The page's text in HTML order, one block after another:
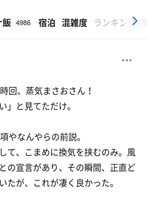
飯 4986 宿泊 混雑度 ランキング
回、蒸気まさおさん！
」と見てただけ。
やなんやらの前説。
て、こまめに換気を挟むのみ。風
の宣言があり、その瞬間、正直ど
たが、これが凄く良かった。